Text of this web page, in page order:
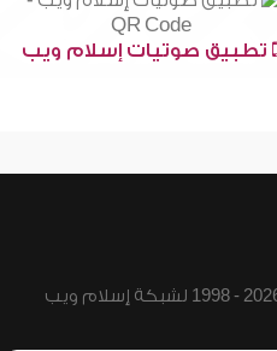
تطبيق صوتيات إسلام ويب